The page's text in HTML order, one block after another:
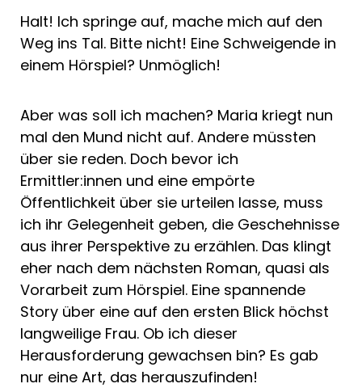
Halt! Ich springe auf, mache mich auf den
Weg ins Tal. Bitte nicht! Eine Schweigende in
einem Hörspiel? Unmöglich!
Aber was soll ich machen? Maria kriegt nun
mal den Mund nicht auf. Andere müssten
über sie reden. Doch bevor ich
Ermittler:innen und eine empörte
Öffentlichkeit über sie urteilen lasse, muss
ich ihr Gelegenheit geben, die Geschehnisse
aus ihrer Perspektive zu erzählen. Das klingt
eher nach dem nächsten Roman, quasi als
Vorarbeit zum Hörspiel. Eine spannende
Story über eine auf den ersten Blick höchst
langweilige Frau. Ob ich dieser
Herausforderung gewachsen bin? Es gab
nur eine Art, das herauszufinden!